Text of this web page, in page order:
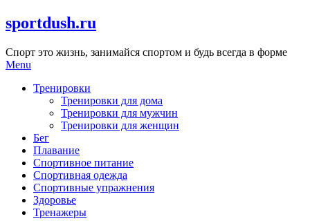
Skip
to
sportdush.ru
Спорт это жизнь, занимайся спортом и будь всегда в форме
Menu
Тренировки
Тренировки для дома
Тренировки для мужчин
Тренировки для женщин
Бег
Плавание
Спортивное питание
Спортивная одежда
Спортивные упражнения
Здоровье
Тренажеры